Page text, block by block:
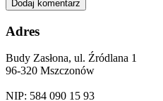
Adres
Budy Zasłona, ul. Źródlana 1
96-320 Mszczonów
NIP: 584 090 15 93